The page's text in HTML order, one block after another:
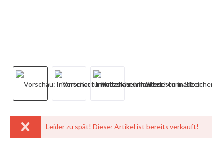
Leider zu spät! Dieser Artikel ist bereits verkauft!